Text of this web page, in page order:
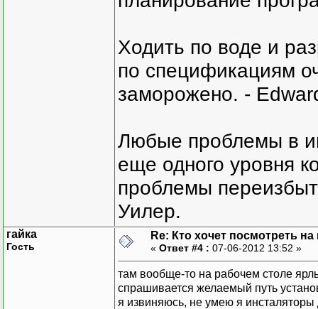
Версия сборки:
Версия Win32:
CodeBase: file:///C:/
System.Drawing
CodeBase: file:///C:/
System
Версия сборки:
Версия Win32:
CodeBase: file:///C:/
System.Configuration
Версия сборки:
Версия Win32:
CodeBase: file:///C:/
Ходить по воде и
по спецификациям
заморожено. -
Любые проблемы в
еще одного уровня
проблемы
Уилер.
гайка
Гость
Re: Кто хочет посмотреть
« Ответ #4 : 07-06-2012 13:52 »
там вообще-то на рабочем столе
спрашивается желаемый путь
я извиняюсь, не умею я инсталяторы